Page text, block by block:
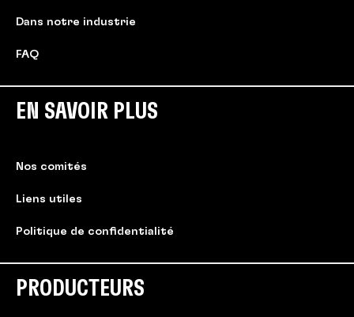
Dans notre industrie
FAQ
EN SAVOIR PLUS
Nos comités
Liens utiles
Politique de confidentialité
PRODUCTEURS